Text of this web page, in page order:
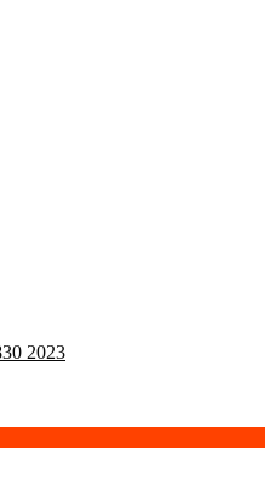
2023